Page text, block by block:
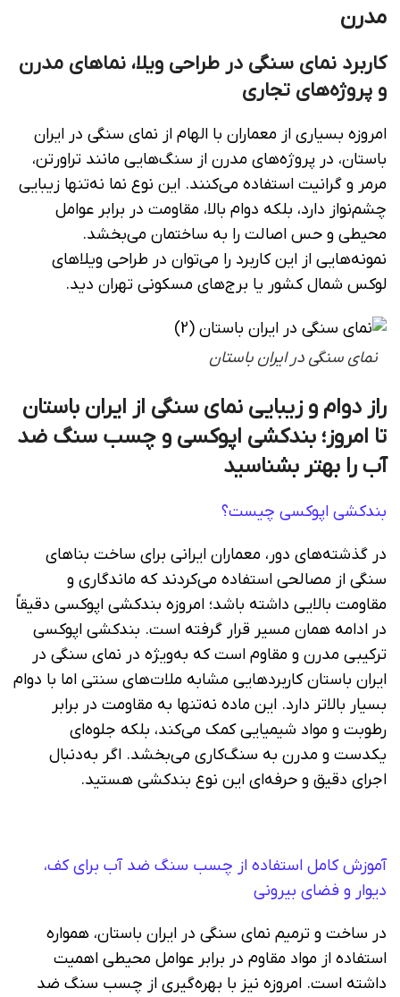
مدرن
کاربرد نمای سنگی در طراحی ویلا، نماهای مدرن
و پروژه‌های تجاری
امروزه بسیاری از معماران با الهام از نمای سنگی در ایران
باستان، در پروژه‌های مدرن از سنگ‌هایی مانند تراورتن،
مرمر و گرانیت استفاده می‌کنند. این نوع نما نه‌تنها زیبایی
چشم‌نواز دارد، بلکه دوام بالا، مقاومت در برابر عوامل
محیطی و حس اصالت را به ساختمان می‌بخشد.
نمونه‌هایی از این کاربرد را می‌توان در طراحی ویلاهای
لوکس شمال کشور یا برج‌های مسکونی تهران دید.
نمای سنگی در ایران باستان
راز دوام و زیبایی نمای سنگی از ایران باستان
تا امروز؛ بندکشی اپوکسی و چسب سنگ ضد
آب را بهتر بشناسید
بندکشی اپوکسی چیست؟
در گذشته‌های دور، معماران ایرانی برای ساخت بناهای
سنگی از مصالحی استفاده می‌کردند که ماندگاری و
مقاومت بالایی داشته باشد؛ امروزه بندکشی اپوکسی دقیقاً
در ادامه همان مسیر قرار گرفته است. بندکشی اپوکسی
ترکیبی مدرن و مقاوم است که به‌ویژه در نمای سنگی در
ایران باستان کاربردهایی مشابه ملات‌های سنتی اما با دوام
بسیار بالاتر دارد. این ماده نه‌تنها به مقاومت در برابر
رطوبت و مواد شیمیایی کمک می‌کند، بلکه جلوه‌ای
یکدست و مدرن به سنگ‌کاری می‌بخشد. اگر به‌دنبال
اجرای دقیق و حرفه‌ای این نوع بندکشی هستید.
آموزش کامل استفاده از چسب سنگ ضد آب برای کف،
دیوار و فضای بیرونی
در ساخت و ترمیم نمای سنگی در ایران باستان، همواره
استفاده از مواد مقاوم در برابر عوامل محیطی اهمیت
داشته است. امروزه نیز با بهره‌گیری از چسب سنگ ضد